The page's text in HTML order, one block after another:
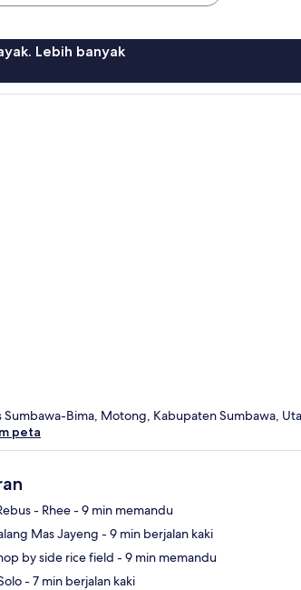
Lebih banyak
Sumbawa-Bima, Motong, Kabupaten Sumbawa,
peta
- Rhee - ‬9 min memandu
Mas Jayeng - ‬9 min berjalan kaki
by side rice field - ‬9 min memandu
- ‬7 min berjalan kaki